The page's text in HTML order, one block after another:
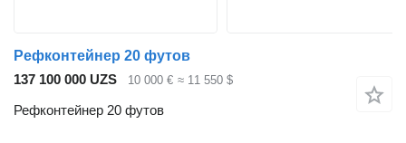
Рефконтейнер 20 футов
137 100 000 UZS
10 000 € ≈ 11 550 $
Рефконтейнер 20 футов